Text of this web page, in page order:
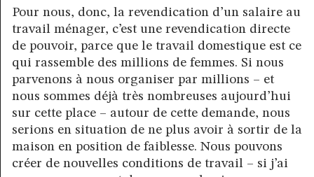
Pour nous, donc, la revendication d’un salaire au
travail ménager, c’est une revendication directe
de pouvoir, parce que le travail domestique est ce
qui rassemble des millions de femmes. Si nous
parvenons à nous organiser par millions – et
nous sommes déjà très nombreuses aujourd’hui
sur cette place – autour de cette demande, nous
serions en situation de ne plus avoir à sortir de la
maison en position de faiblesse. Nous pouvons
créer de nouvelles conditions de travail – si j’ai